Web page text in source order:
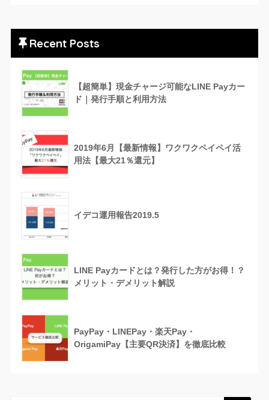
Recent Posts
【超簡単】現金チャージ可能なLINE Payカー
ド｜発行手順と利用方法
2019年6月【最新情報】ワクワクペイペイ活
用法【最大21％還元】
イデコ運用報告2019.5
LINE Payカードとは？発行した方がお得！？
メリット・デメリット解説
PayPay・LINEPay・楽天Pay・
OrigamiPay【主要QR決済】を徹底比較